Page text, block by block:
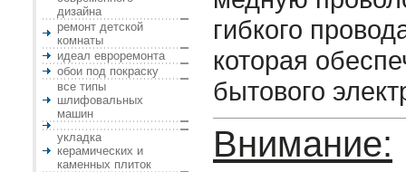
дизайна
ремонт детской
комнаты
идеал евроремонта
обои под покраску
все типы
шлифовальных
машин
укладка
керамических и
каменных плиток
гибкого
которая
бытового
Внимание: